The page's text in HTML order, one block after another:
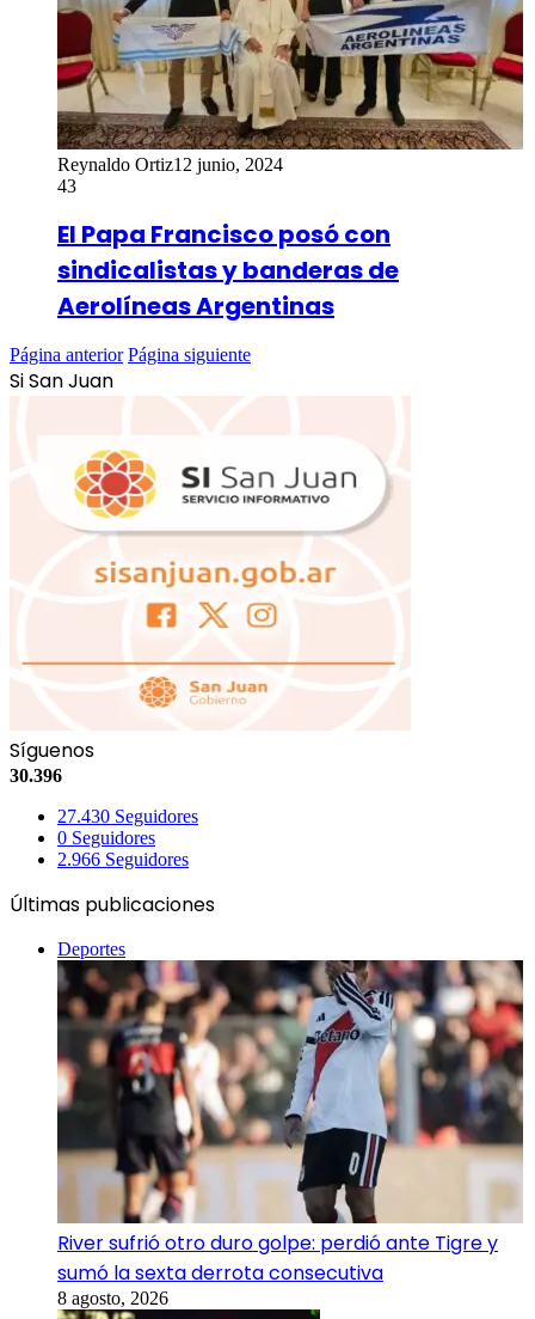
Reynaldo Ortiz12 junio, 2024
43
El Papa Francisco posó con
sindicalistas y banderas de
Aerolíneas Argentinas
Página anterior Página siguiente
Si San Juan
Síguenos
30.396
27.430 Seguidores
0 Seguidores
2.966 Seguidores
Últimas publicaciones
Deportes
River sufrió otro duro golpe: perdió ante Tigre y
sumó la sexta derrota consecutiva
8 agosto, 2026